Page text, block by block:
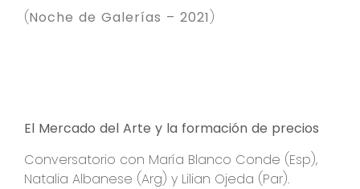
(Noche de Galerías – 2021 )
El Mercado del Arte y la formación de precios
Conversatorio con María Blanco Conde (Esp),
Natalia Albanese (Arg) y Lilian Ojeda (Par).